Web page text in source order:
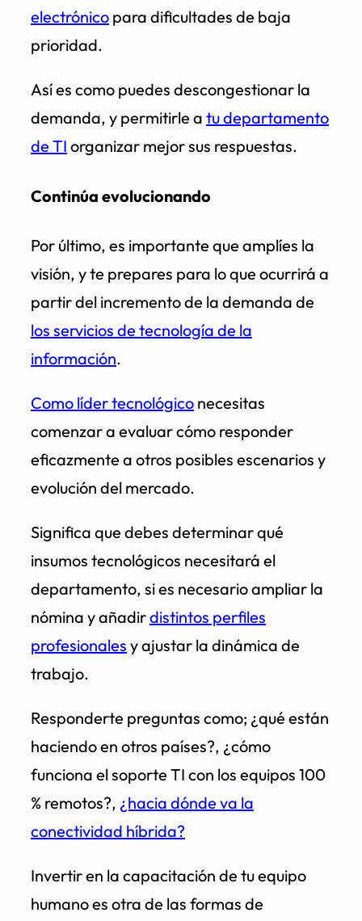
electrónico para dificultades de baja
prioridad.
Así es como puedes descongestionar la
demanda, y permitirle a tu departamento
de TI organizar mejor sus respuestas.
Continúa evolucionando
Por último, es importante que amplíes la
visión, y te prepares para lo que ocurrirá a
partir del incremento de la demanda de
los servicios de tecnología de la
información.
Como líder tecnológico necesitas
comenzar a evaluar cómo responder
eficazmente a otros posibles escenarios y
evolución del mercado.
Significa que debes determinar qué
insumos tecnológicos necesitará el
departamento, si es necesario ampliar la
nómina y añadirdistintos perfiles
profesionales y ajustar la dinámica de
trabajo.
Responderte preguntas como; ¿qué están
haciendo en otros países?, ¿cómo
funciona el soporte TI con los equipos 100
% remotos?, ¿hacia dónde va la
conectividad híbrida?
Invertir en la capacitación de tu equipo
humano es otra de las formas de